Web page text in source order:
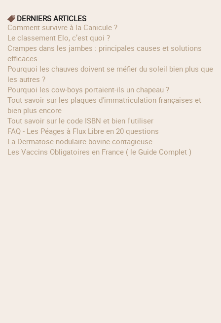
DERNIERS ARTICLES
Comment survivre à la Canicule ?
Le classement Elo, c’est quoi ?
Crampes dans les jambes : principales causes et solutions
efficaces
Pourquoi les chauves doivent se méfier du soleil bien plus que
les autres ?
Pourquoi les cow‑boys portaient‑ils un chapeau ?
Tout savoir sur les plaques d'immatriculation françaises et
bien plus encore
Tout savoir sur le code ISBN et bien l'utiliser
FAQ - Les Péages à Flux Libre en 20 questions
La Dermatose nodulaire bovine contagieuse
Les Vaccins Obligatoires en France ( le Guide Complet )